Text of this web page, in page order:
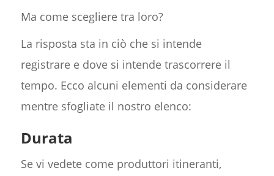
Ma come scegliere tra loro?
La risposta sta in ciò che si intende
registrare e dove si intende trascorrere il
tempo. Ecco alcuni elementi da considerare
mentre sfogliate il nostro elenco:
Durata
Se vi vedete come produttori itineranti,